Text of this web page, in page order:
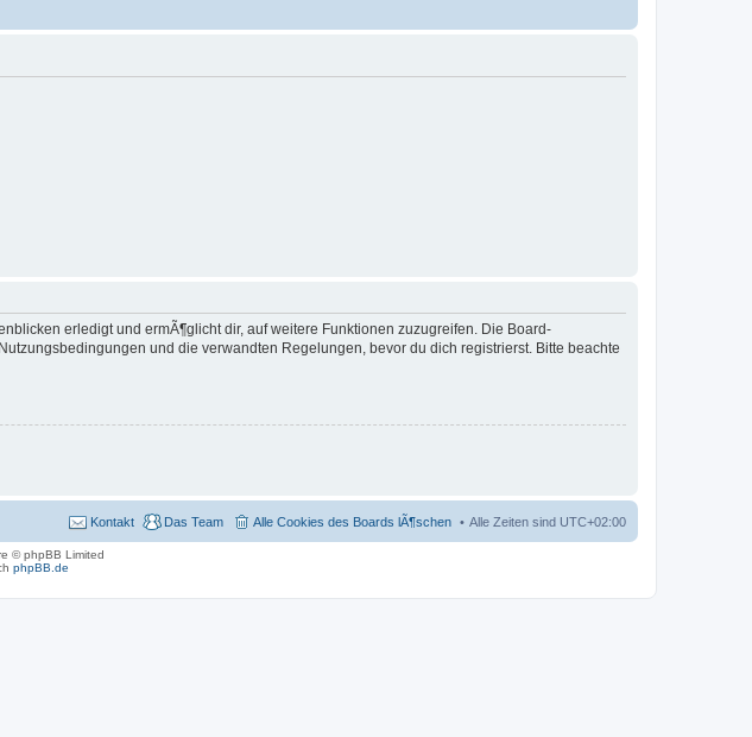
erledigt und ermÃ¶glicht dir, auf weitere Funktionen zuzugreifen. Die Board-
und die verwandten Regelungen, bevor du dich registrierst. Bitte beachte
Alle Zeiten sind UTC+02:00
Alle Cookies des Boards lÃ¶schen
Das Team
Kontakt
© phpBB Limited
phpBB.de